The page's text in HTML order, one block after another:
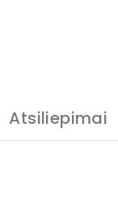
Atsiliepimai